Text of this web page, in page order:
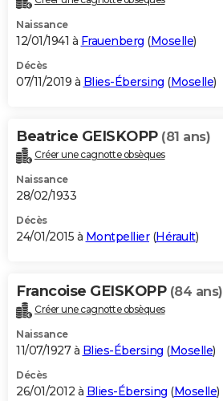
Naissance
12/01/1941 à Frauenberg (Moselle)
Décès
07/11/2019 à Blies-Ébersing (Moselle)
Beatrice GEISKOPP (81 ans)
Créer une cagnotte obsèques
Naissance
28/02/1933
Décès
24/01/2015 à Montpellier(Hérault)
Francoise GEISKOPP (84 ans)
Créer une cagnotte obsèques
Naissance
11/07/1927 à Blies-Ébersing (Moselle)
Décès
26/01/2012 à Blies-Ébersing (Moselle)